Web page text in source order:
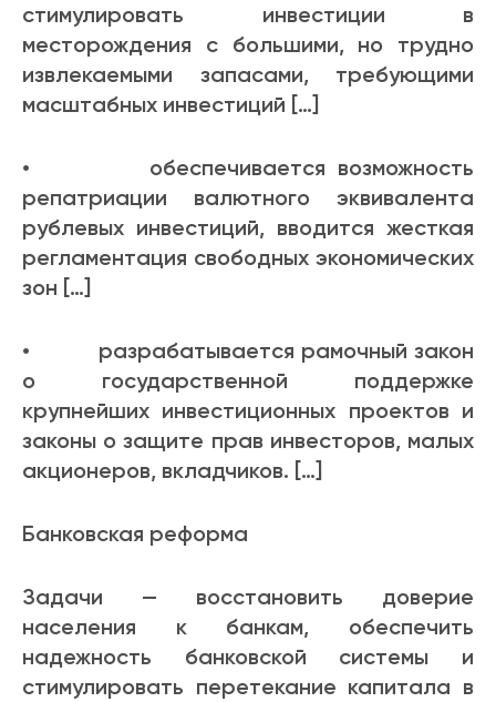
стимулировать инвестиции в
месторождения с большими, но трудно
извлекаемыми запасами, требующими
масштабных инвестиций […]
• обеспечивается возможность
репатриации валютного эквивалента
рублевых инвестиций, вводится жесткая
регламентация свободных экономических
зон […]
• разрабатывается рамочный закон
о государственной поддержке
крупнейших инвестиционных проектов и
законы о защите прав инвесторов, малых
акционеров, вкладчиков. […]
Банковская реформа
Задачи — восстановить доверие
населения к банкам, обеспечить
надежность банковской системы и
стимулировать перетекание капитала в